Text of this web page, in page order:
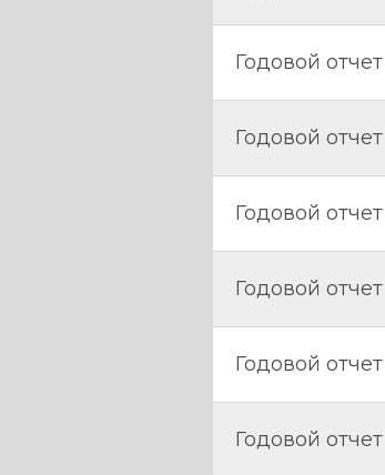
Годовой отчет
Годовой отчет
Годовой отчет
Годовой отчет
Годовой отчет
Годовой отчет